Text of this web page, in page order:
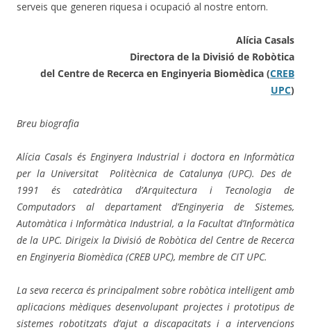
serveis que generen riquesa i ocupació al nostre entorn.
Alícia Casals
Directora de la Divisió de Robòtica
del Centre de Recerca en Enginyeria Biomèdica (CREB
UPC)
Breu biografia
Alícia Casals és Enginyera Industrial i doctora en Informàtica
per la Universitat Politècnica de Catalunya (UPC). Des de
1991 és catedràtica d’Arquitectura i Tecnologia de
Computadors al departament d’Enginyeria de Sistemes,
Automàtica i Informàtica Industrial, a la Facultat d’Informàtica
de la UPC. Dirigeix la Divisió de Robòtica del Centre de Recerca
en Enginyeria Biomèdica (CREB UPC), membre de CIT UPC.
La seva recerca és principalment sobre robòtica intel·ligent amb
aplicacions mèdiques desenvolupant projectes i prototipus de
sistemes robotitzats d’ajut a discapacitats i a intervencions